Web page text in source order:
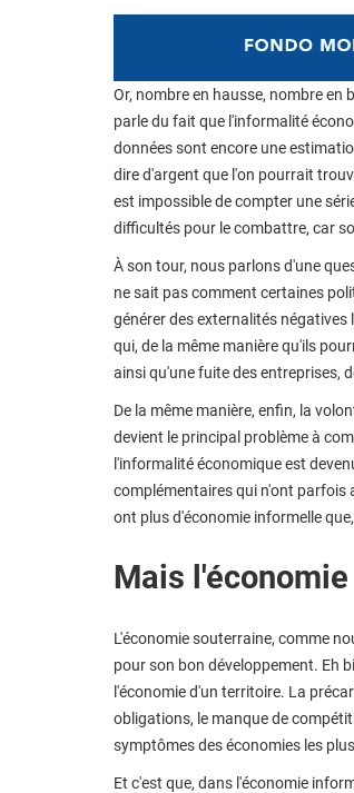
Or, nombre en hausse, nombre en
parle du fait que l'informalité
données sont encore une
dire d'argent que l'on pourrait
est impossible de compter une
difficultés pour le combattre, car
À son tour, nous parlons d'une
ne sait pas comment certaines
générer des externalités
qui, de la même manière qu'ils
ainsi qu'une fuite des entreprises,
De la même manière, enfin, la
devient le principal problème à
l'informalité économique est
complémentaires qui n'ont parfois
ont plus d'économie informelle
Mais
L'économie souterraine, comme
pour son bon développement. Eh
l'économie d'un territoire. La
obligations, le manque de
symptômes des économies les
Et c'est que, dans l'économie